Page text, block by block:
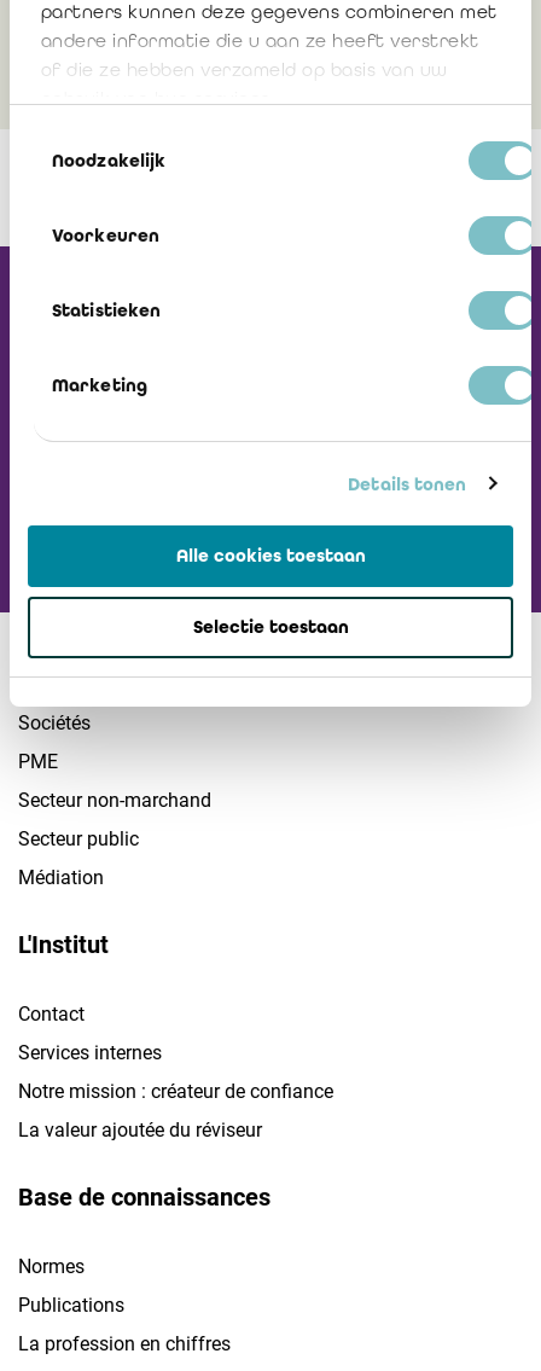
partners kunnen deze gegevens combineren met
andere informatie die u aan ze heeft verstrekt
of die ze hebben verzameld op basis van uw
Noodzakelijk
Voorkeuren
Statistieken
Marketing
Details tonen
Alle cookies toestaan
Selectie toestaan
Documentation
Recevez notre
Secteurs
Sociétés
PME
Secteur non-marchand
Secteur public
Médiation
L'Institut
Contact
Services internes
Notre mission : créateur de confiance
La valeur ajoutée du réviseur
Base de connaissances
Normes
Publications
La profession en chiffres